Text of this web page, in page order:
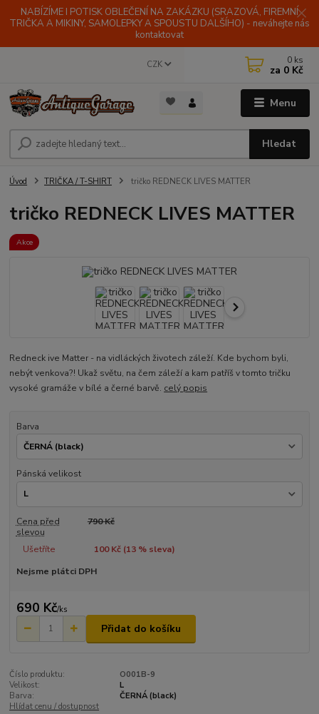
NABÍZÍME I POTISK OBLEČENÍ NA ZAKÁZKU (SRAZOVÁ, FIREMNÍ
TRIČKA A MIKINY, SAMOLEPKY A SPOUSTU DALŠÍHO) - neváhejte nás
kontaktovat
Menu
CZK
Hledat
0 ks
za 0 Kč
Úvod TRIČKA / T-SHIRT tričko REDNECK LIVES MATTER
tričko REDNECK LIVES MATTER
Akce
Redneck ive Matter - na vidláckých životech záleží. Kde bychom byli,
nebýt venkova?! Ukaž světu, na čem záleží a kam patříš v tomto tričku
vysoké gramáže v bílé a černé barvě. celý popis
Barva
Pánská velikost
Cena před
slevou
790 Kč
Ušetříte 100 Kč (13% sleva)
Nejsme plátci DPH
690 Kč/ks
Přidat do košíku
Číslo produktu:
O001B-9
Velikost:
L
Barva:
ČERNÁ (black)
Hlídat cenu / dostupnost